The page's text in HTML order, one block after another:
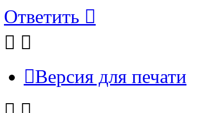
Ответить
Версия для печати